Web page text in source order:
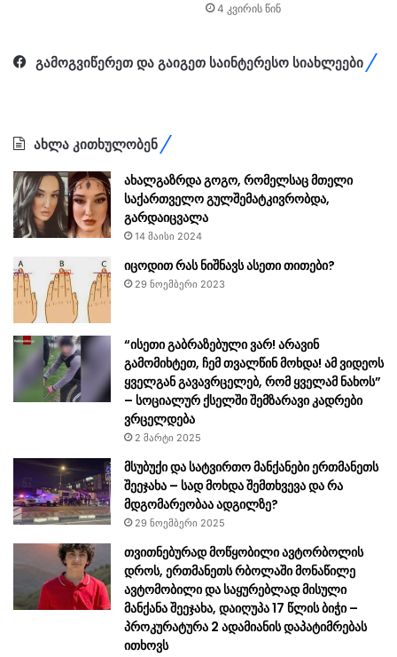
4 კვირის წინ
გამოგვიწერეთ და გაიგეთ საინტერესო სიახლეები
ახლა კითხულობენ
ახალგაზრდა გოგო, რომელსაც მთელი
საქართველო გულშემატკივრობდა,
გარდაიცვალა
14 მაისი 2024
იცოდით რას ნიშნავს ასეთი თითები?
29 ნოემბერი 2023
“ისეთი გაბრაზებული ვარ! არავინ
გამომიხტეთ, ჩემ თვალწინ მოხდა! ამ ვიდეოს
ყველგან გავავრცელებ, რომ ყველამ ნახოს”
– სოციალურ ქსელში შემზარავი კადრები
ვრცელდება
2 მარტი 2025
მსუბუქი და სატვირთო მანქანები ერთმანეთს
შეეჯახა – სად მოხდა შემთხვევა და რა
მდგომარეობაა ადგილზე?
29 ნოემბერი 2025
თვითნებურად მოწყობილი ავტორბოლის
დროს, ერთმანეთს რბოლაში მონაწილე
ავტომობილი და საყურებლად მისული
მანქანა შეეჯახა, დაიღუპა 17 წლის ბიჭი –
პროკურატურა 2 ადამიანის დაპატიმრებას
ითხოვს